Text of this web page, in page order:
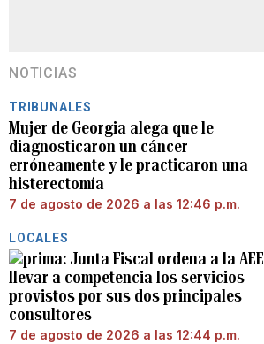
NOTICIAS
TRIBUNALES
Mujer de Georgia alega que le
diagnosticaron un cáncer
erróneamente y le practicaron una
histerectomía
7 de agosto de 2026 a las 12:46 p.m.
LOCALES
Junta Fiscal ordena a la AEE
llevar a competencia los servicios
provistos por sus dos principales
consultores
7 de agosto de 2026 a las 12:44 p.m.